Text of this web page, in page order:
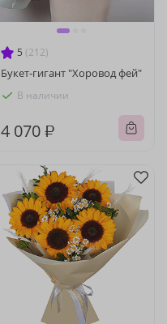
5 (212)
Букет-гигант "Хоровод фей"
В наличии
4 070 ₽